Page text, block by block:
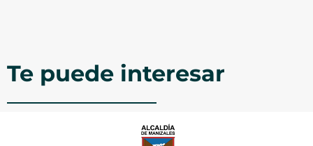
Te puede interesar